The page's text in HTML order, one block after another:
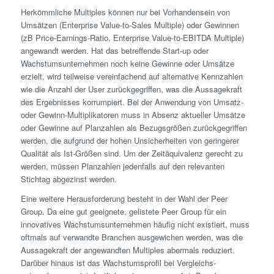
Herkömmliche Multiples können nur bei Vorhandensein von
Umsätzen (Enterprise Value-to-Sales Multiple) oder Gewinnen
(zB Price-Earnings-Ratio, Enterprise Value-to-EBITDA Multiple)
angewandt werden. Hat das betreffende Start-up oder
Wachstums­unternehmen noch keine Gewinne oder Umsätze
erzielt, wird teilweise vereinfachend auf alternative Kennzahlen
wie die Anzahl der User zurückgegriffen, was die Aussagekraft
des Ergebnisses korrumpiert. Bei der Anwendung von Umsatz-
oder Gewinn-Multiplikatoren muss in Absenz aktueller Umsätze
oder Gewinne auf Planzahlen als Bezugsgrößen zurückgegriffen
werden, die aufgrund der hohen Unsicherheiten von geringerer
Qualität als Ist-Größen sind. Um der Zeitäquivalenz gerecht zu
werden, müssen Planzahlen jedenfalls auf den relevanten
Stichtag abgezinst werden.
Eine weitere Herausforderung besteht in der Wahl der Peer
Group. Da eine gut geeignete, gelistete Peer Group für ein
innovatives Wachstums­unternehmen häufig nicht existiert, muss
oftmals auf verwandte Branchen ausgewichen werden, was die
Aussagekraft der angewandten Multiples abermals reduziert.
Darüber hinaus ist das Wachstumsprofil bei Vergleichs­